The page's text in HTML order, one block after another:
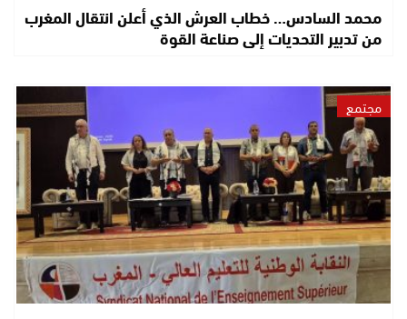
محمد السادس… خطاب العرش الذي أعلن انتقال المغرب
من تدبير التحديات إلى صناعة القوة
مجتمع